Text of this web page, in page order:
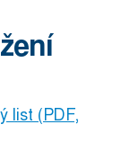
list (PDF,